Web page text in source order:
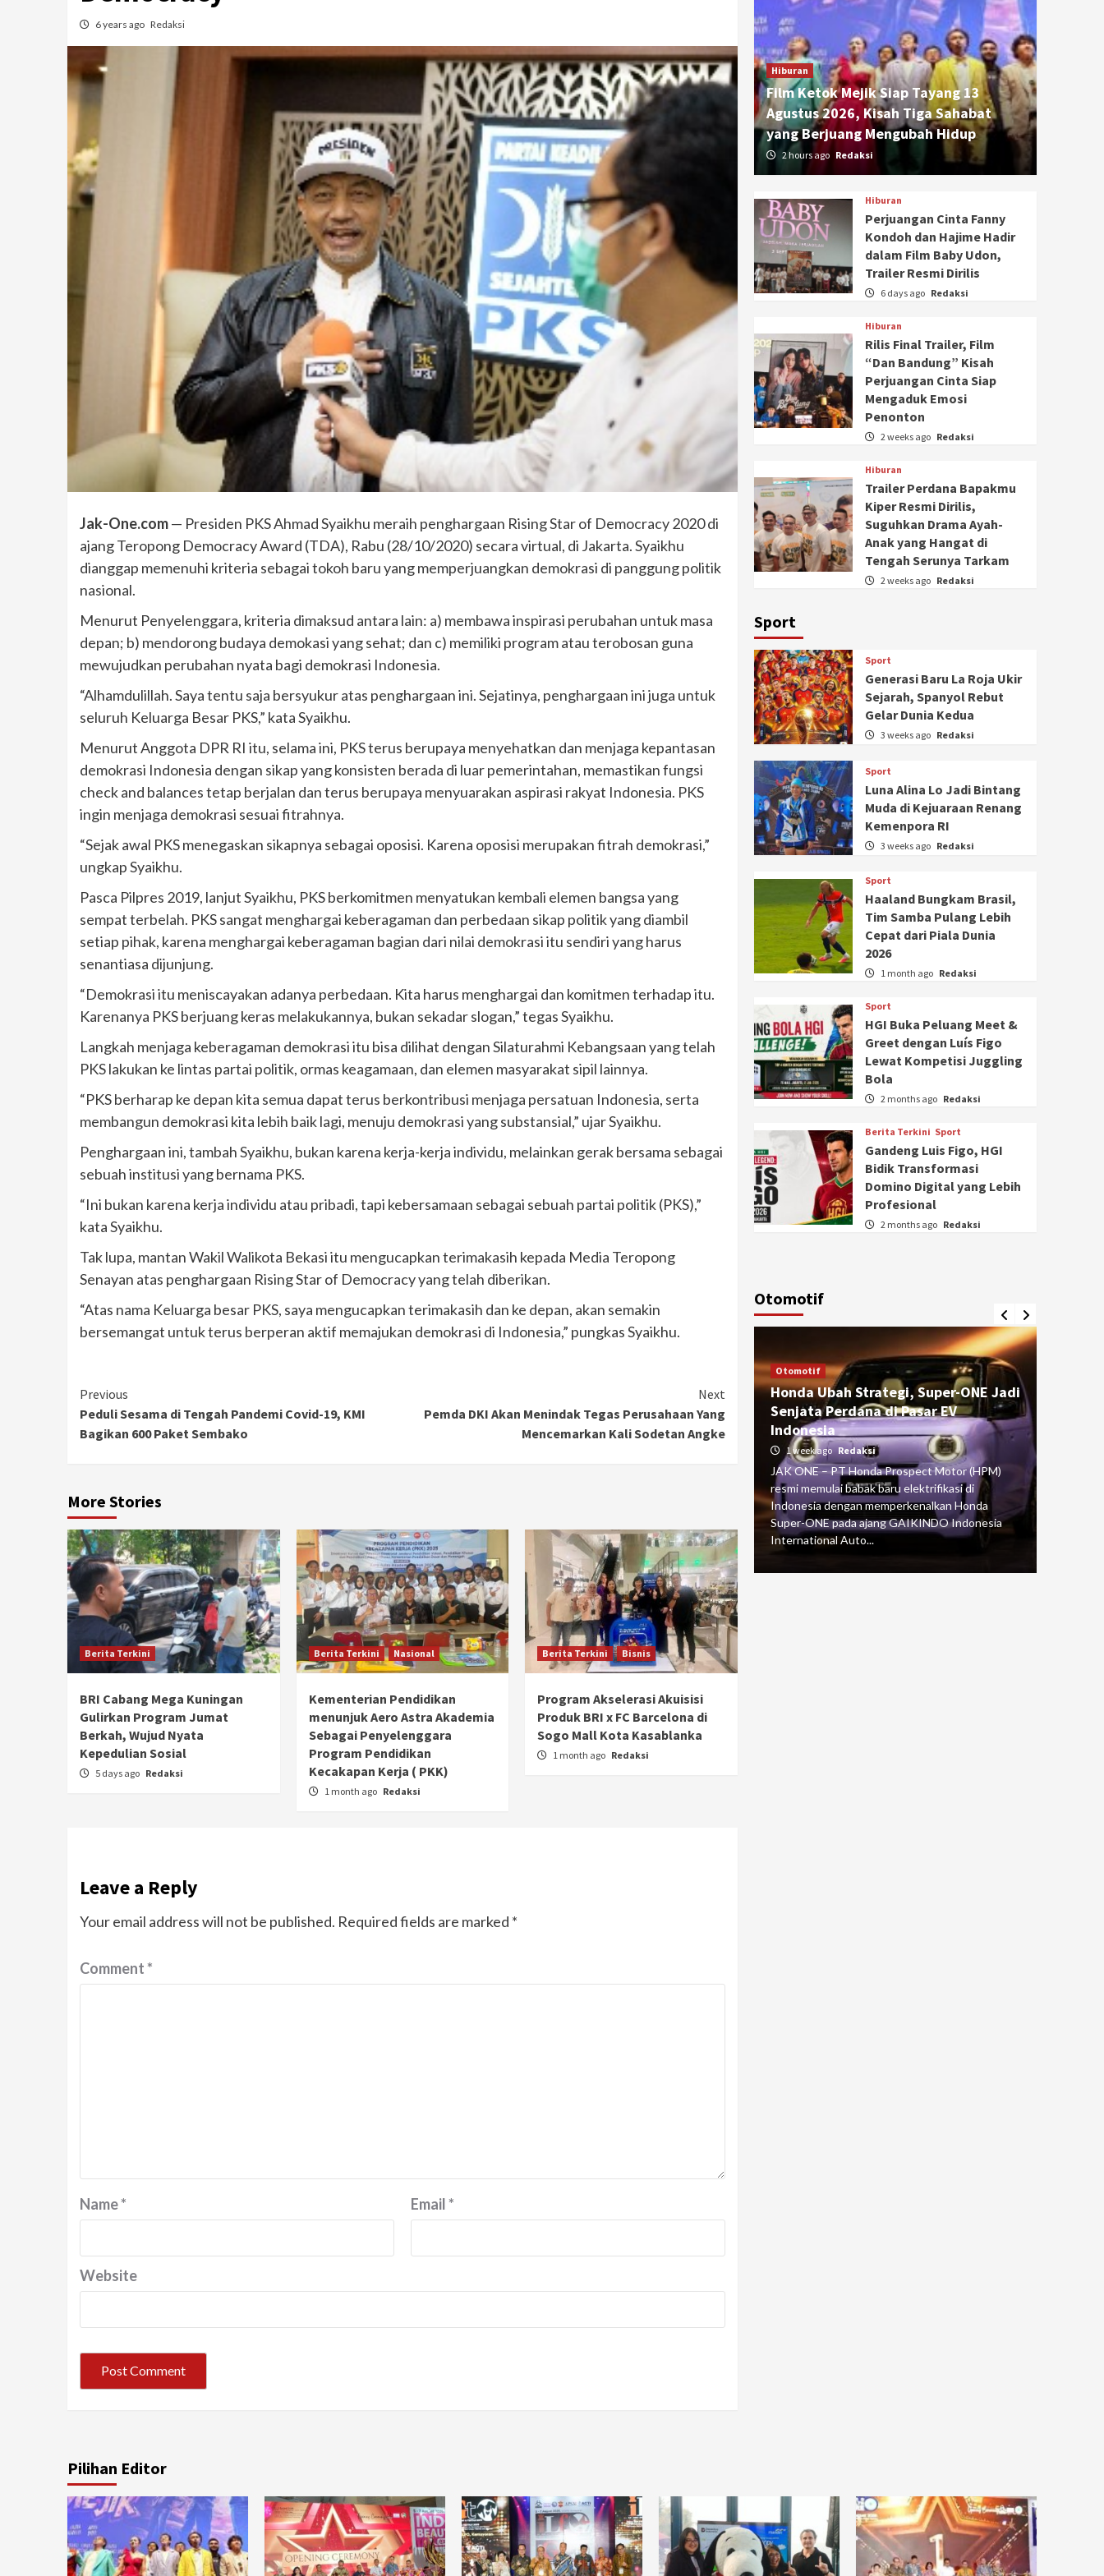
6 years ago Redaksi
Jak-One.com— Presiden PKS Ahmad Syaikhu meraih penghargaan Rising Star of Democracy 2020 di
ajang Teropong Democracy Award (TDA), Rabu (28/10/2020) secara virtual, di Jakarta. Syaikhu
dianggap memenuhi kriteria sebagai tokoh baru yang memperjuangkan demokrasi di panggung politik
nasional.
Menurut Penyelenggara, kriteria dimaksud antara lain: a) membawa inspirasi perubahan untuk masa
depan; b) mendorong budaya demokasi yang sehat; dan c) memiliki program atau terobosan guna
mewujudkan perubahan nyata bagi demokrasi Indonesia.
“Alhamdulillah. Saya tentu saja bersyukur atas penghargaan ini. Sejatinya, penghargaan ini juga untuk
seluruh Keluarga Besar PKS,” kata Syaikhu.
Menurut Anggota DPR RI itu, selama ini, PKS terus berupaya menyehatkan dan menjaga kepantasan
demokrasi Indonesia dengan sikap yang konsisten berada di luar pemerintahan, memastikan fungsi
check and balances tetap berjalan dan terus berupaya menyuarakan aspirasi rakyat Indonesia. PKS
ingin menjaga demokrasi sesuai fitrahnya.
“Sejak awal PKS menegaskan sikapnya sebagai oposisi. Karena oposisi merupakan fitrah demokrasi,”
ungkap Syaikhu.
Pasca Pilpres 2019, lanjut Syaikhu, PKS berkomitmen menyatukan kembali elemen bangsa yang
sempat terbelah. PKS sangat menghargai keberagaman dan perbedaan sikap politik yang diambil
setiap pihak, karena menghargai keberagaman bagian dari nilai demokrasi itu sendiri yang harus
senantiasa dijunjung.
“Demokrasi itu meniscayakan adanya perbedaan. Kita harus menghargai dan komitmen terhadap itu.
Karenanya PKS berjuang keras melakukannya, bukan sekadar slogan,” tegas Syaikhu.
Langkah menjaga keberagaman demokrasi itu bisa dilihat dengan Silaturahmi Kebangsaan yang telah
PKS lakukan ke lintas partai politik, ormas keagamaan, dan elemen masyarakat sipil lainnya.
“PKS berharap ke depan kita semua dapat terus berkontribusi menjaga persatuan Indonesia, serta
membangun demokrasi kita lebih baik lagi, menuju demokrasi yang substansial,” ujar Syaikhu.
Penghargaan ini, tambah Syaikhu, bukan karena kerja-kerja individu, melainkan gerak bersama sebagai
sebuah institusi yang bernama PKS.
“Ini bukan karena kerja individu atau pribadi, tapi kebersamaan sebagai sebuah partai politik (PKS),”
kata Syaikhu.
Tak lupa, mantan Wakil Walikota Bekasi itu mengucapkan terimakasih kepada Media Teropong
Senayan atas penghargaan Rising Star of Democracy yang telah diberikan.
“Atas nama Keluarga besar PKS, saya mengucapkan terimakasih dan ke depan, akan semakin
bersemangat untuk terus berperan aktif memajukan demokrasi di Indonesia,” pungkas Syaikhu.
Continue
Reading
Previous
Peduli Sesama di Tengah Pandemi Covid-19, KMI
Bagikan 600 Paket Sembako
Next
Pemda DKI Akan Menindak Tegas Perusahaan Yang
Mencemarkan Kali Sodetan Angke
More Stories
Berita Terkini
BRI Cabang Mega Kuningan
Gulirkan Program Jumat
Berkah, Wujud Nyata
Kepedulian Sosial
5 days ago Redaksi
Berita Terkini Nasional
Kementerian Pendidikan
menunjuk Aero Astra Akademia
Sebagai Penyelenggara
Program Pendidikan
Kecakapan Kerja ( PKK)
1 month ago Redaksi
Berita Terkini Bisnis
Program Akselerasi Akuisisi
Produk BRI x FC Barcelona di
Sogo Mall Kota Kasablanka
1 month ago Redaksi
Leave a Reply
Your email address will not be published. Required fields are marked *
Comment*
Name* Email*
Website
Hiburan
Film Ketok Mejik Siap Tayang 13
Agustus 2026, Kisah Tiga Sahabat
yang Berjuang Mengubah Hidup
2 hours ago Redaksi
Hiburan
Perjuangan Cinta Fanny
Kondoh dan Hajime Hadir
dalam Film Baby Udon,
Trailer Resmi Dirilis
6 days ago Redaksi
Hiburan
Rilis Final Trailer, Film
“Dan Bandung” Kisah
Perjuangan Cinta Siap
Mengaduk Emosi
Penonton
2 weeks ago Redaksi
Hiburan
Trailer Perdana Bapakmu
Kiper Resmi Dirilis,
Suguhkan Drama Ayah-
Anak yang Hangat di
Tengah Serunya Tarkam
2 weeks ago Redaksi
Sport
Sport
Generasi Baru La Roja Ukir
Sejarah, Spanyol Rebut
Gelar Dunia Kedua
3 weeks ago Redaksi
Sport
Luna Alina Lo Jadi Bintang
Muda di Kejuaraan Renang
Kemenpora RI
3 weeks ago Redaksi
Sport
Haaland Bungkam Brasil,
Tim Samba Pulang Lebih
Cepat dari Piala Dunia
2026
1 month ago Redaksi
Sport
HGI Buka Peluang Meet &
Greet dengan Luís Figo
Lewat Kompetisi Juggling
Bola
2 months ago Redaksi
Berita Terkini Sport
Gandeng Luis Figo, HGI
Bidik Transformasi
Domino Digital yang Lebih
Profesional
2 months ago Redaksi
Otomotif
Ducati Collezione 100 Debut di
Mugello, Usung 10 Desain Bersejarah
livery paling...
Otomotif
Honda Ubah Strategi, Super-ONE Jadi
Senjata Perdana di Pasar EV
Indonesia
1 week ago Redaksi
JAK ONE – PT Honda Prospect Motor (HPM)
resmi memulai babak baru elektrifikasi di
Indonesia dengan memperkenalkan Honda
Super-ONE pada ajang GAIKINDO Indonesia
International Auto...
Pilihan Editor